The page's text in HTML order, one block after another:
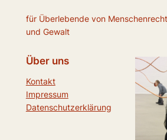
für Überlebende von
und Gewalt
Über uns
Kontakt
Impressum
Datenschutzerklärung